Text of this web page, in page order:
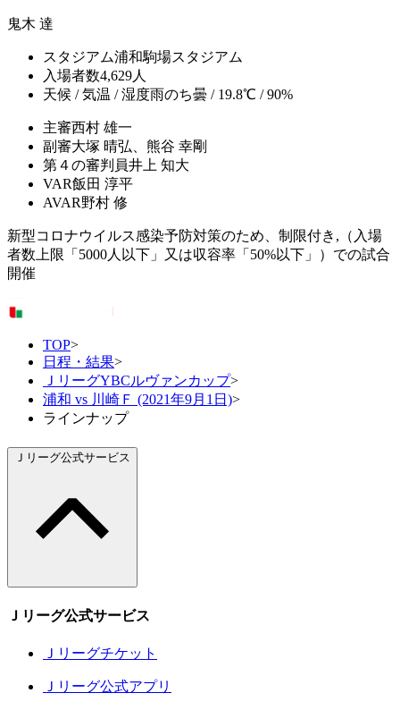
鬼木 達
スタジアム浦和駒場スタジアム
入場者数4,629人
天候 / 気温 / 湿度雨のち曇 / 19.8℃ / 90%
主審西村 雄一
副審大塚 晴弘、熊谷 幸剛
第４の審判員井上 知大
VAR飯田 淳平
AVAR野村 修
新型コロナウイルス感染予防対策のため、制限付き,（入場
者数上限「5000人以下」又は収容率「50%以下」）での試合
開催
TOP>
日程・結果>
ＪリーグYBCルヴァンカップ>
浦和 vs 川崎Ｆ (2021年9月1日)>
ラインナップ
Ｊリーグ公式サービス
Ｊリーグ公式サービス
Ｊリーグチケット
Ｊリーグ公式アプリ